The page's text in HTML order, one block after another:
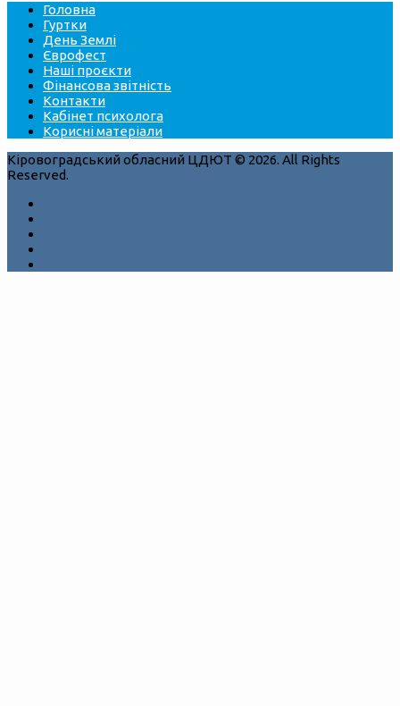
Головна
Гуртки
День Землі
Єврофест
Наші проєкти
Фінансова звітність
Контакти
Кабінет психолога
Корисні матеріали
Кіровоградський обласний ЦДЮТ © 2026. All Rights
Reserved.